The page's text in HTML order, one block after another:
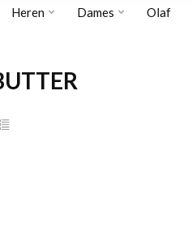
Heren Dames Olaf